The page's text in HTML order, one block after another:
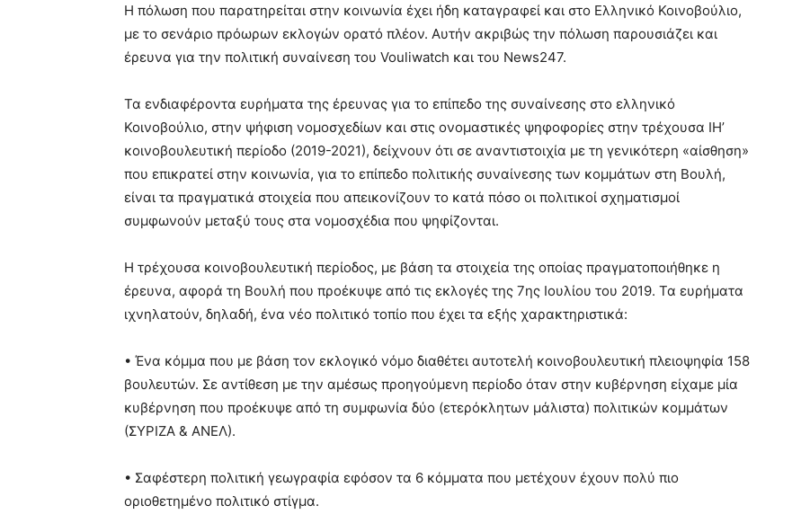
Η πόλωση που παρατηρείται στην κοινωνία έχει ήδη καταγραφεί και στο Ελληνικό Κοινοβούλιο,
με το σενάριο πρόωρων εκλογών ορατό πλέον. Αυτήν ακριβώς την πόλωση παρουσιάζει και
έρευνα για την πολιτική συναίνεση του Vouliwatch και του News247.
Τα ενδιαφέροντα ευρήματα της έρευνας για το επίπεδο της συναίνεσης στο ελληνικό
Κοινοβούλιο, στην ψήφιση νομοσχεδίων και στις ονομαστικές ψηφοφορίες στην τρέχουσα ΙΗ’
κοινοβουλευτική περίοδο (2019-2021), δείχνουν ότι σε αναντιστοιχία με τη γενικότερη «αίσθηση»
που επικρατεί στην κοινωνία, για το επίπεδο πολιτικής συναίνεσης των κομμάτων στη Βουλή,
είναι τα πραγματικά στοιχεία που απεικονίζουν το κατά πόσο οι πολιτικοί σχηματισμοί
συμφωνούν μεταξύ τους στα νομοσχέδια που ψηφίζονται.
Η τρέχουσα κοινοβουλευτική περίοδος, με βάση τα στοιχεία της οποίας πραγματοποιήθηκε η
έρευνα, αφορά τη Βουλή που προέκυψε από τις εκλογές της 7ης Ιουλίου του 2019. Τα ευρήματα
ιχνηλατούν, δηλαδή, ένα νέο πολιτικό τοπίο που έχει τα εξής χαρακτηριστικά:
• Ένα κόμμα που με βάση τον εκλογικό νόμο διαθέτει αυτοτελή κοινοβουλευτική πλειοψηφία 158
βουλευτών. Σε αντίθεση με την αμέσως προηγούμενη περίοδο όταν στην κυβέρνηση είχαμε μία
κυβέρνηση που προέκυψε από τη συμφωνία δύο (ετερόκλητων μάλιστα) πολιτικών κομμάτων
(ΣΥΡΙΖΑ & ΑΝΕΛ).
• Σαφέστερη πολιτική γεωγραφία εφόσον τα 6 κόμματα που μετέχουν έχουν πολύ πιο
οριοθετημένο πολιτικό στίγμα.